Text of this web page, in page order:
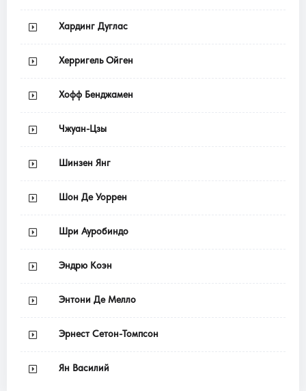
Хардинг Дуглас
Херригель Ойген
Хофф Бенджамен
Чжуан-Цзы
Шинзен Янг
Шон Де Уоррен
Шри Ауробиндо
Эндрю Коэн
Энтони Де Мелло
Эрнест Сетон-Томпсон
Ян Василий